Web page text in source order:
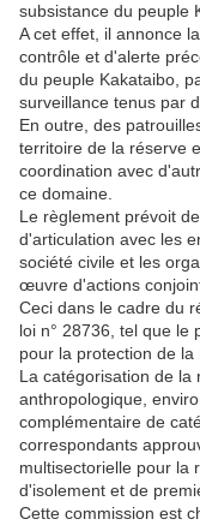
subsistance du peuple
A cet effet, il annonce
contrôle et d'alerte
du peuple Kakataibo,
surveillance tenus par
En outre, des
territoire de la réserve
coordination avec
ce domaine.
Le règlement prévoit
d'articulation avec les
société civile et les
œuvre d'actions
Ceci dans le cadre du
loi n° 28736, tel que le
pour la protection de la
La catégorisation de la
anthropologique,
complémentaire de
correspondants
multisectorielle pour la
d'isolement et de
Cette commission est